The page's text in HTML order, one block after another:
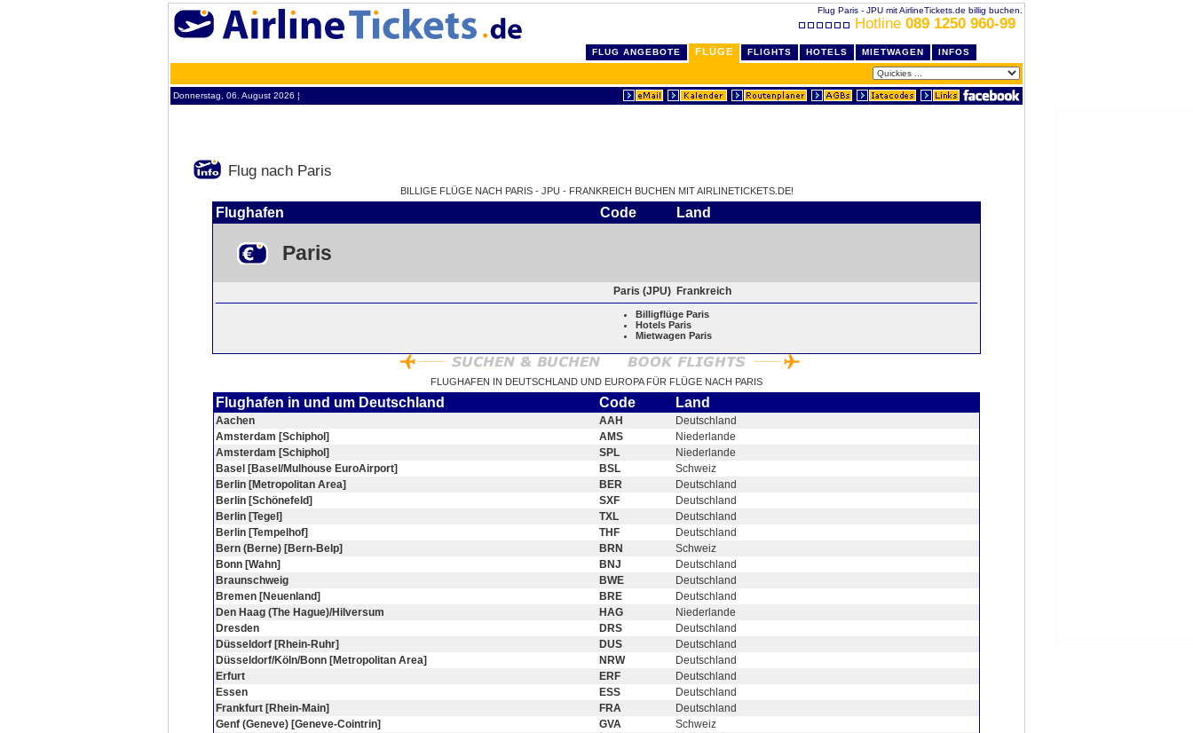
Flug Paris - JPU mit AirlineTickets.de billig buchen.
Hotline 089 1250 960-99
FLUG ANGEBOTE FLÜGE FLIGHTS HOTELS MIETWAGEN INFOS
Donnerstag, 06. August 2026 ¦
Flug nach Paris
BILLIGE FLÜGE NACH PARIS - JPU - FRANKREICH BUCHEN MIT AIRLINETICKETS.DE!
Flughafen Code Land
Paris
Paris (JPU) Frankreich
Billigflüge Paris
Hotels Paris
Mietwagen Paris
FLUGHAFEN IN DEUTSCHLAND UND EUROPA FÜR FLÜGE NACH PARIS
Flughafen in und um Deutschland Code Land
Aachen AAH
Deutschland
Amsterdam [Schiphol]
AMS
Niederlande
Amsterdam [Schiphol]
SPL
Niederlande
Basel [Basel/Mulhouse EuroAirport]
BSL
Schweiz
Berlin [Metropolitan Area]
BER
Deutschland
Berlin [Schönefeld]
SXF
Deutschland
Berlin [Tegel]
TXL
Deutschland
Berlin [Tempelhof]
THF
Deutschland
Bern (Berne) [Bern-Belp]
BRN
Schweiz
Bonn [Wahn]
BNJ
Deutschland
Braunschweig
BWE
Deutschland
Bremen [Neuenland]
BRE
Deutschland
Den Haag (The Hague)/Hilversum
HAG
Niederlande
Dresden
DRS
Deutschland
Düsseldorf [Rhein-Ruhr]
DUS
Deutschland
Düsseldorf/Köln/Bonn [Metropolitan Area]
NRW
Deutschland
Erfurt
ERF
Deutschland
Essen
ESS
Deutschland
Frankfurt [Rhein-Main]
FRA
Deutschland
Genf (Geneve) [Geneve-Cointrin]
GVA
Schweiz